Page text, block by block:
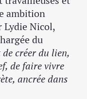
ambition
Lydie Nicol,
du
de créer du lien,
de faire vivre
ancrée dans